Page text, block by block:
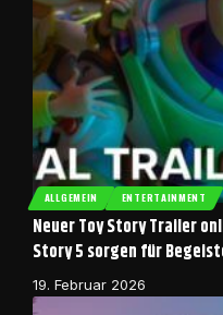
ALLGEMEIN ENTERTAINMENT
Neuer Toy Story Trailer
Story 5 sorgen für
19. Februar 2026